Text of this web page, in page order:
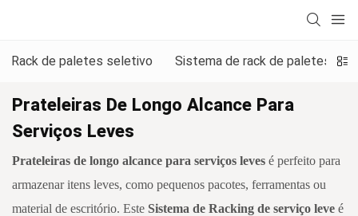
Rack de paletes seletivo Sistema de rack de paletes de
Prateleiras De Longo Alcance Para
Serviços Leves
Prateleiras de longo alcance para serviços leves é perfeito para
armazenar itens leves, como pequenos pacotes, ferramentas ou
material de escritório. Este Sistema de Racking de serviço leve é